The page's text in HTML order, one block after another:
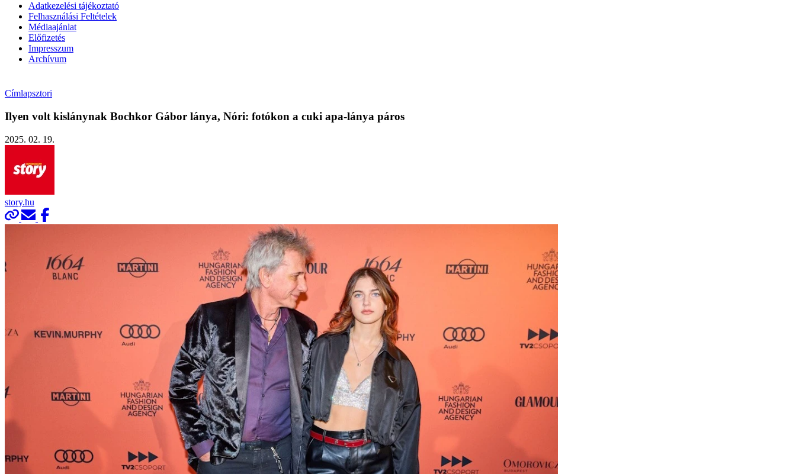
Adatkezelési tájékoztató
Felhasználási Feltételek
Médiaajánlat
Előfizetés
Impresszum
Archívum
Címlapsztori
Ilyen volt kislánynak Bochkor Gábor lánya, Nóri: fotókon a cuki apa-lánya páros
2025. 02. 19.
story.hu